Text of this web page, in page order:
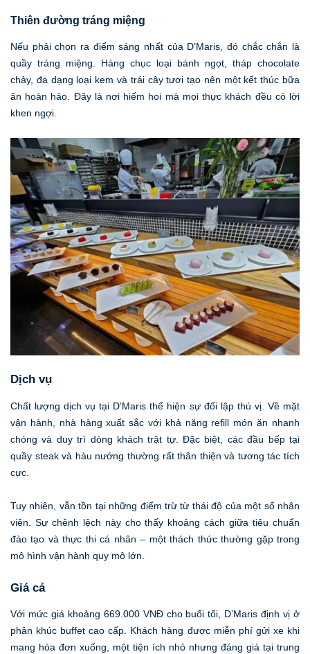
Thiên đường tráng miệng
Nếu phải chọn ra điểm sáng nhất của D’Maris, đó chắc chắn là
quầy tráng miệng. Hàng chục loại bánh ngọt, tháp chocolate
chảy, đa dạng loại kem và trái cây tươi tạo nên một kết thúc bữa
ăn hoàn hảo. Đây là nơi hiếm hoi mà mọi thực khách đều có lời
khen ngợi.
Dịch vụ
Chất lượng dịch vụ tại D’Maris thể hiện sự đối lập thú vị. Về mặt
vận hành, nhà hàng xuất sắc với khả năng refill món ăn nhanh
chóng và duy trì dòng khách trật tự. Đặc biệt, các đầu bếp tại
quầy steak và hàu nướng thường rất thân thiện và tương tác tích
cực.
Tuy nhiên, vẫn tồn tại những điểm trừ từ thái độ của một số nhân
viên. Sự chênh lệch này cho thấy khoảng cách giữa tiêu chuẩn
đào tạo và thực thi cá nhân – một thách thức thường gặp trong
mô hình vận hành quy mô lớn.
Giá cả
Với mức giá khoảng 669.000 VNĐ cho buổi tối, D’Maris định vị ở
phân khúc buffet cao cấp. Khách hàng được miễn phí gửi xe khi
mang hóa đơn xuống, một tiện ích nhỏ nhưng đáng giá tại trung